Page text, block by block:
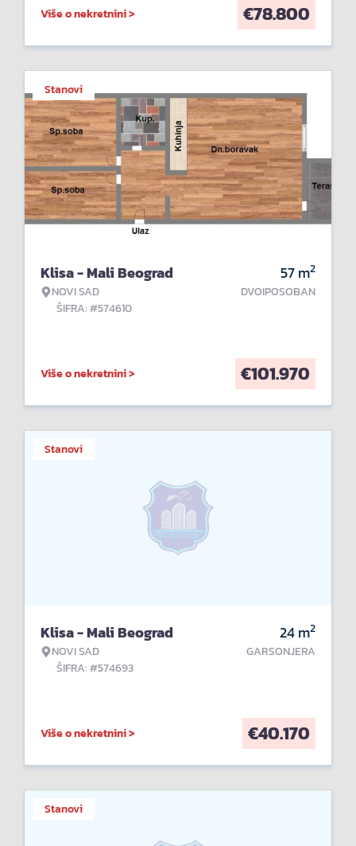
Više o nekretnini > €78.800
Stanovi
Klisa - Mali Beograd
NOVI SAD
ŠIFRA: #574610
57m2
DVOIPOSOBAN
Više o nekretnini > €101.970
Stanovi
Klisa - Mali Beograd
NOVI SAD
ŠIFRA: #574693
24m2
GARSONJERA
Više o nekretnini > €40.170
Stanovi